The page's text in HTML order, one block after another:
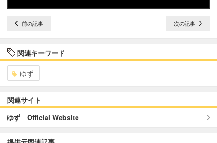
前の記事 次の記事
関連キーワード
ゆず
関連サイト
ゆず Official Website